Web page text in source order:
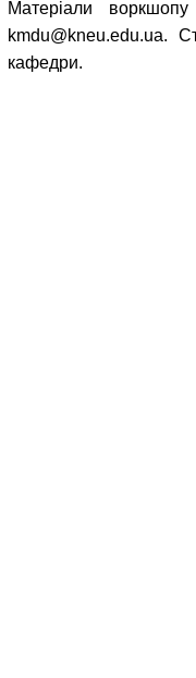
Матеріали
kmdu@kneu.edu.ua.
кафедри.